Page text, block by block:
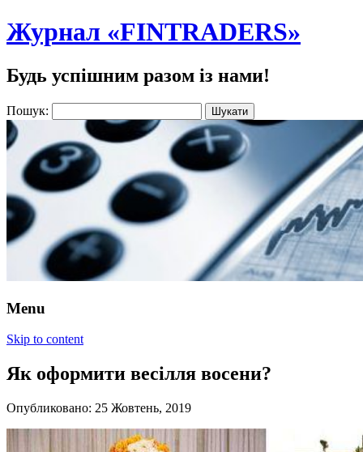
Журнал «FINTRADERS»
Будь успішним разом із нами!
Пошук:
Menu
Skip to content
Як оформити весілля восени?
Опубликовано: 25 Жовтень, 2019